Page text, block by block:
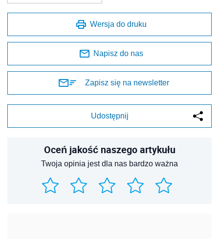
Wersja do druku
Napisz do nas
Zapisz się na newsletter
Udostępnij
Oceń jakość naszego artykułu
Twoja opinia jest dla nas bardzo ważna